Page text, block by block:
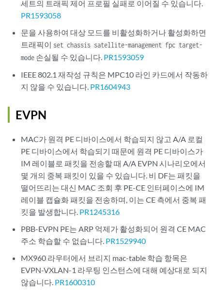
세트의 트래픽 제어 프로필 실패로 이어질 수 있습니다.
PR1593058
문을 사용하여 대상 모드를 비활성화하거나 활성화하면
트래픽이 set chassis satellite-management fpc target-
mode 손실될 수 있습니다. PR1593059
IEEE 802.1 재작성 규칙은 MPC10 라인 카드에서 작동하
지 않을 수 있습니다. PR1604943
EVPN
MAC가 원격 PE 디바이스에서 학습되지 않고 A/A 로컬
PE 디바이스에서 학습되기 때문에 원격 PE 디바이스가
IM 레이블로 패킷을 전송할 때 A/A EVPN 시나리오에서
몇 개의 중복 패킷이 있을 수 있습니다. 비 DF는 패킷을
떨어뜨리는 대신 MAC 조회 후 PE-CE 인터페이스에 IM
레이블 캡슐화 패킷을 전송하며, 이는 CE 측에서 중복 패
킷을 발생합니다. PR1245316
PBB-EVPN PE는 ARP 억제가 활성화되어 원격 CE MAC
주소 학습할 수 없습니다. PR1529940
MX960 라우터에서 브리지 mac-table 학습 항목은
EVPN-VXLAN-1 라우팅 인스턴스에 대해 예상대로 되지
않습니다. PR1600310